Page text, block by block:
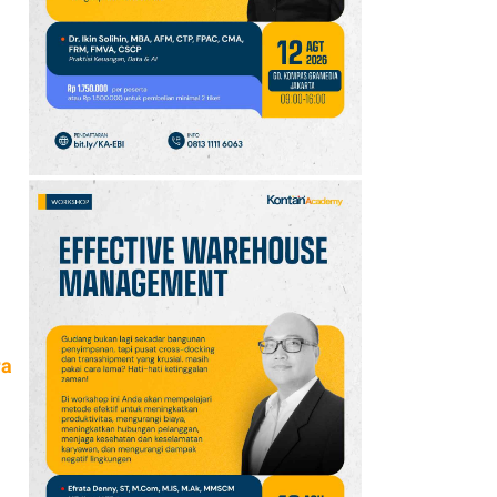
10 Klasemen Grup A Piala
AFF 2026: Ini Skenario
Indonesia Lolos ke
Semifinal